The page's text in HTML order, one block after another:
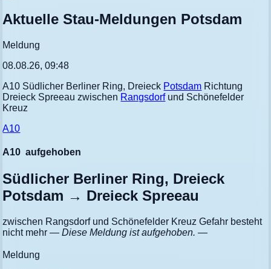
Aktuelle Stau-Meldungen Potsdam
Meldung
08.08.26, 09:48
A10 Südlicher Berliner Ring, Dreieck Potsdam Richtung
Dreieck Spreeau zwischen Rangsdorfund Schönefelder
Kreuz
A10
A10 aufgehoben
Südlicher Berliner Ring, Dreieck
Potsdam → Dreieck Spreeau
zwischen Rangsdorf und Schönefelder Kreuz Gefahr besteht
nicht mehr— Diese Meldung ist aufgehoben. —
Meldung